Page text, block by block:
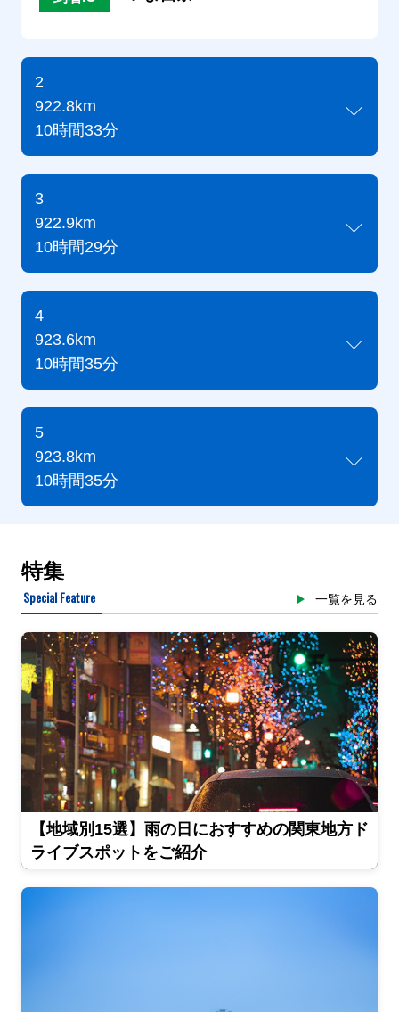
2
922.8km
10時間33分
3
922.9km
10時間29分
4
923.6km
10時間35分
5
923.8km
10時間35分
特集
Special Feature 一覧を見る
【地域別15選】雨の日におすすめの関東地方ド
ライブスポットをご紹介